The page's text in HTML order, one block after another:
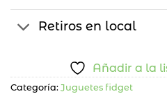
Retiros en local
Añadir a la
Categoría: Juguetes fidget